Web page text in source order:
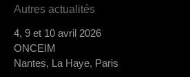
Autres actualités
4, 9 et 10 avril 2026
ONCEIM
Nantes, La Haye, Paris